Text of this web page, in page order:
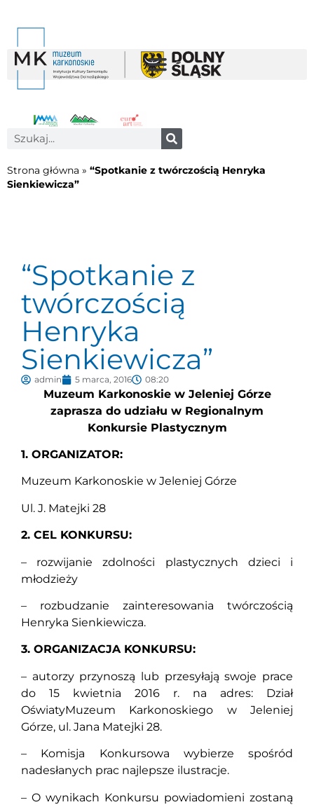
Strona główna » “Spotkanie z twórczością Henryka
Sienkiewicza”
“Spotkanie z
twórczością
Henryka
Sienkiewicza”
admin 5 marca, 2016 08:20
Muzeum Karkonoskie w Jeleniej Górze
zaprasza do udziału w Regionalnym
Konkursie Plastycznym
1. ORGANIZATOR:
Muzeum Karkonoskie w Jeleniej Górze
Ul. J. Matejki 28
2. CEL KONKURSU:
– rozwijanie zdolności plastycznych dzieci i
młodzieży
– rozbudzanie zainteresowania twórczością
Henryka Sienkiewicza.
3. ORGANIZACJA KONKURSU:
– autorzy przynoszą lub przesyłają swoje prace
do 15 kwietnia 2016 r. na adres: Dział
OświatyMuzeum Karkonoskiego w Jeleniej
Górze, ul. Jana Matejki 28.
– Komisja Konkursowa wybierze spośród
nadesłanych prac najlepsze ilustracje.
– O wynikach Konkursu powiadomieni zostaną